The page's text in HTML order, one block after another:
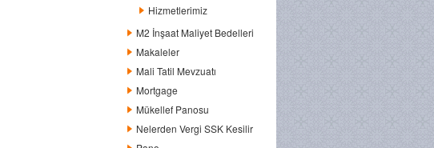
Hizmetlerimiz
M2 İnşaat Maliyet Bedelleri
Makaleler
Mali Tatil Mevzuatı
Mortgage
Mükellef Panosu
Nelerden Vergi SSK Kesilir